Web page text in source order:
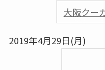
大阪クー
2019年4月29日(月)